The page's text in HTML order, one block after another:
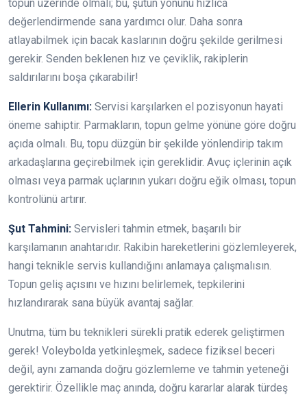
topun üzerinde olmalı; bu, şutun yönünü hızlıca
değerlendirmende sana yardımcı olur. Daha sonra
atlayabilmek için bacak kaslarının doğru şekilde gerilmesi
gerekir. Senden beklenen hız ve çeviklik, rakiplerin
saldırılarını boşa çıkarabilir!
Ellerin Kullanımı: Servisi karşılarken el pozisyonun hayati
öneme sahiptir. Parmakların, topun gelme yönüne göre doğru
açıda olmalı. Bu, topu düzgün bir şekilde yönlendirip takım
arkadaşlarına geçirebilmek için gereklidir. Avuç içlerinin açık
olması veya parmak uçlarının yukarı doğru eğik olması, topun
kontrolünü artırır.
Şut Tahmini: Servisleri tahmin etmek, başarılı bir
karşılamanın anahtarıdır. Rakibin hareketlerini gözlemleyerek,
hangi teknikle servis kullandığını anlamaya çalışmalısın.
Topun geliş açısını ve hızını belirlemek, tepkilerini
hızlandırarak sana büyük avantaj sağlar.
Unutma, tüm bu teknikleri sürekli pratik ederek geliştirmen
gerek! Voleybolda yetkinleşmek, sadece fiziksel beceri
değil, aynı zamanda doğru gözlemleme ve tahmin yeteneği
gerektirir. Özellikle maç anında, doğru kararlar alarak türdeş